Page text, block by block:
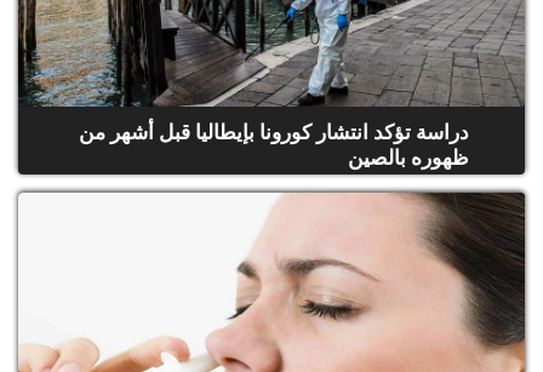
دراسة تؤكد انتشار كورونا بإيطاليا قبل أشهر من
ظهوره بالصين